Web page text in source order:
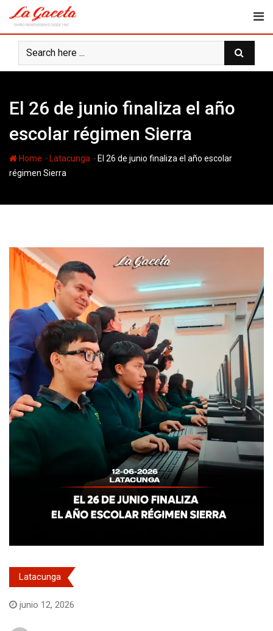
content
El 26 de junio finaliza el año
escolar régimen Sierra
Home - Latacunga - El 26 de junio finaliza el año escolar
régimen Sierra
Latacunga
junio 12, 2026